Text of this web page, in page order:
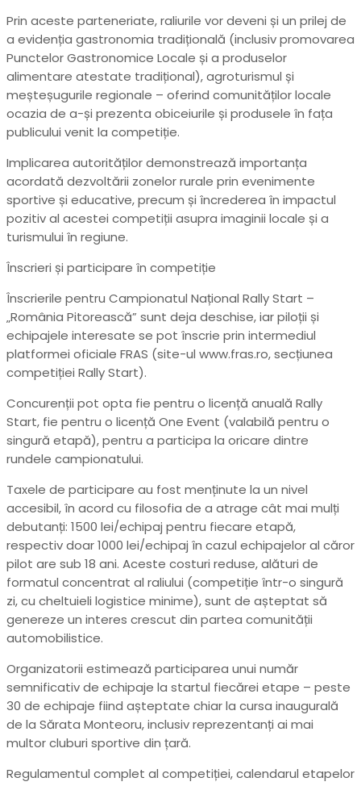
Prin aceste parteneriate, raliurile vor deveni și un prilej de
a evidenția gastronomia tradițională (inclusiv promovarea
Punctelor Gastronomice Locale și a produselor
alimentare atestate tradițional), agroturismul și
meșteșugurile regionale – oferind comunităților locale
ocazia de a-și prezenta obiceiurile și produsele în fața
publicului venit la competiție.
Implicarea autorităților demonstrează importanța
acordată dezvoltării zonelor rurale prin evenimente
sportive și educative, precum și încrederea în impactul
pozitiv al acestei competiții asupra imaginii locale și a
turismului în regiune.
Înscrieri și participare în competiție
Înscrierile pentru Campionatul Național Rally Start –
„România Pitorească” sunt deja deschise, iar piloții și
echipajele interesate se pot înscrie prin intermediul
platformei oficiale FRAS (site-ul www.fras.ro, secțiunea
competiției Rally Start).
Concurenții pot opta fie pentru o licență anuală Rally
Start, fie pentru o licență One Event (valabilă pentru o
singură etapă), pentru a participa la oricare dintre
rundele campionatului.
Taxele de participare au fost menținute la un nivel
accesibil, în acord cu filosofia de a atrage cât mai mulți
debutanți: 1500 lei/echipaj pentru fiecare etapă,
respectiv doar 1000 lei/echipaj în cazul echipajelor al căror
pilot are sub 18 ani. Aceste costuri reduse, alături de
formatul concentrat al raliului (competiție într-o singură
zi, cu cheltuieli logistice minime), sunt de așteptat să
genereze un interes crescut din partea comunității
automobilistice.
Organizatorii estimează participarea unui număr
semnificativ de echipaje la startul fiecărei etape – peste
30 de echipaje fiind așteptate chiar la cursa inaugurală
de la Sărata Monteoru, inclusiv reprezentanți ai mai
multor cluburi sportive din țară.
Regulamentul complet al competiției, calendarul etapelor